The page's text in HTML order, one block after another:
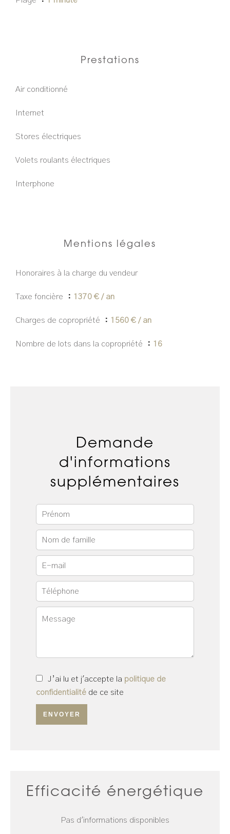
Prestations
Air conditionné
Internet
Stores électriques
Volets roulants électriques
Interphone
Mentions légales
Honoraires à la charge du vendeur
Taxe foncière 1370 € / an
Charges de copropriété 1560 € / an
Nombre de lots dans la copropriété 16
Demande
d'informations
supplémentaires
J’ai lu et j'accepte la politique de
confidentialité de ce site
ENVOYER
Efficacité énergétique
Pas d'informations disponibles